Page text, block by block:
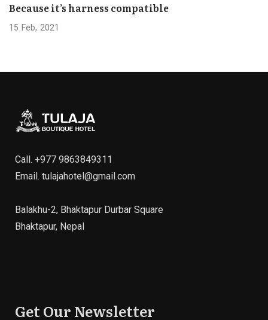
Because it’s harness compatible
15 Feb 2021
Call. +977 9863849311
Email. tulajahotel@gmail.com
Balakhu-2, Bhaktapur Durbar Square
Bhaktapur, Nepal
Get Our Newsletter